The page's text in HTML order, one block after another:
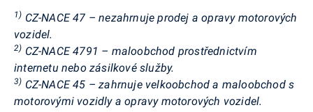
1) CZ-NACE 47 – nezahrnuje prodej a opravy motorových
vozidel.
2) CZ-NACE 4791 – maloobchod prostřednictvím
internetu nebo zásilkové služby.
3) CZ-NACE 45 – zahrnuje velkoobchod a maloobchod s
motorovými vozidly a opravy motorových vozidel.